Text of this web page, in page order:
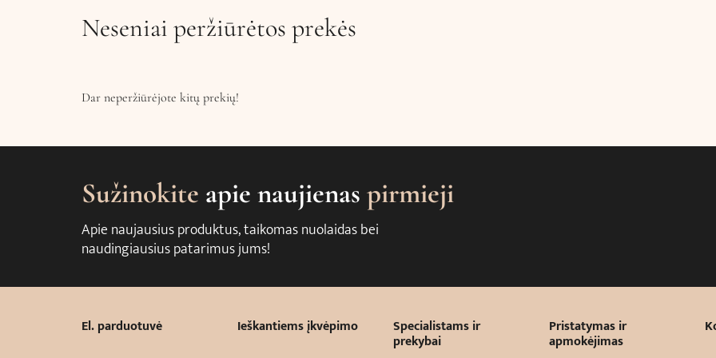
Neseniai peržiūrėtos prekės
Dar neperžiūrėjote kitų prekių!
Sužinokite apie naujienas pirmieji
Apie naujausius produktus, taikomas nuolaidas bei
naudingiausius patarimus jums!
El. parduotuvė Ieškantiems įkvėpimo Specialistams ir
prekybai
Pristatymas ir
apmokėjimas